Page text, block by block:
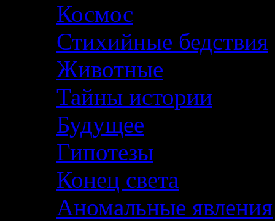
Космос
Стихийные бедствия
Животные
Тайны истории
Будущее
Гипотезы
Конец света
Аномальные явления